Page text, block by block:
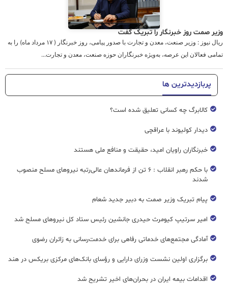
وزیر صمت روز خبرنگار را تبریک گفت
ریال نیوز : وزیر صنعت، معدن و تجارت با صدور پیامی، روز خبرنگار ( ۱۷ مرداد ماه) را به
تمامی فعالان این عرصه، به‌ویژه خبرنگاران حوزه صنعت، معدن و تجارت...
پربازدیدترین ها
کالابرگ چه کسانی تعلیق شده است؟
دیدار کولیوند با عراقچی
خبرنگاران راویان امید، حقیقت و منافع ملی هستند
با حکم رهبر انقلاب : ۶ تن از فرماندهان عالی‌رتبه نیروهای مسلح منصوب
شدند
پیام تبریک وزیر صمت به دبیر جدید شعام
امیر سرتیپ کیومرث حیدری جانشین رئیس ستاد کل نیروهای مسلح شد
آمادگی مجتمع‌های خدماتی رفاهی برای خدمت‌رسانی به زائران رضوی
برگزاری اولین نشست وزرای دارایی و رؤسای بانک‌های مرکزی بریکس در هند
اقدامات بیمه ایران در بحران‌های اخیر تشریح شد